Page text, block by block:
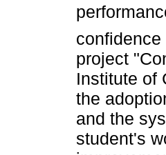
project
Institute of
the
and the
student's